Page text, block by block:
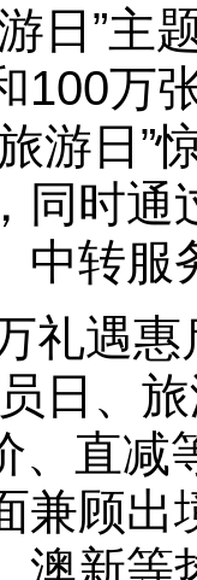
日”主
100万
游日
同时
中转服
礼遇
日、
、直减
兼顾出
澳新等